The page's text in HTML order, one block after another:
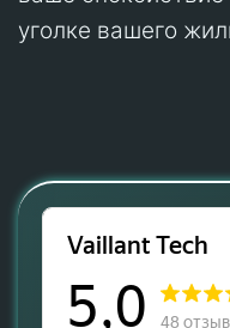
уголке вашего